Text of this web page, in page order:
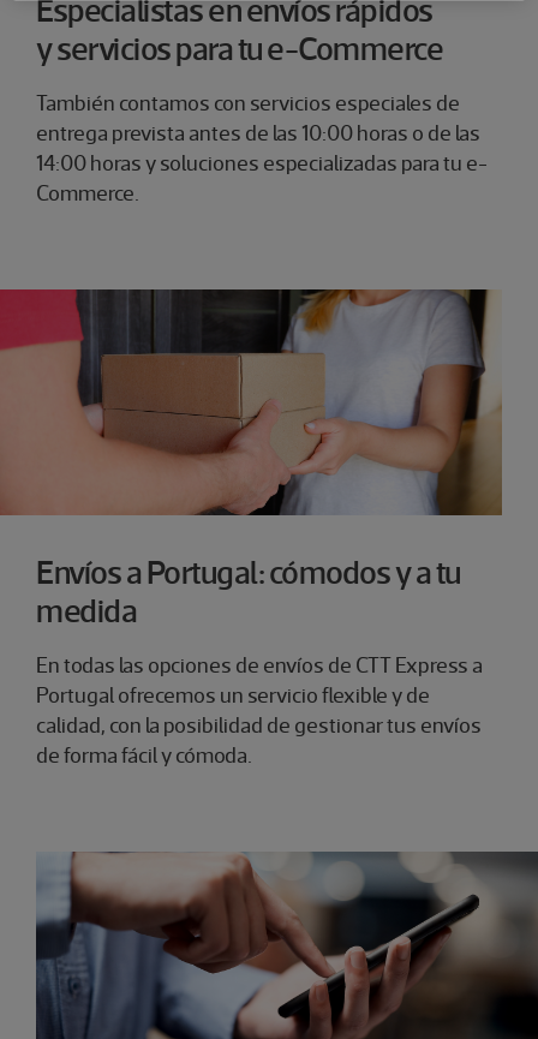
Especialistas en envíos rápidos
y servicios para tu e-Commerce
También contamos con servicios especiales de
entrega prevista antes de las 10:00 horas o de las
14:00 horas y soluciones especializadas para tu e-
Commerce.
Envíos a Portugal: cómodos y a tu
medida
En todas las opciones de envíos de CTT Express a
Portugal ofrecemos un servicio flexible y de
calidad, con la posibilidad de gestionar tus envíos
de forma fácil y cómoda.